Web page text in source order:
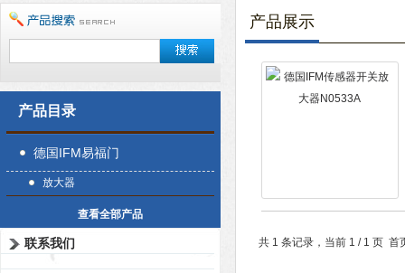
产品目录
德国IFM易福门
放大器
查看全部产品
联系我们
产品展示
共 1 条记录，当前 1 / 1 页